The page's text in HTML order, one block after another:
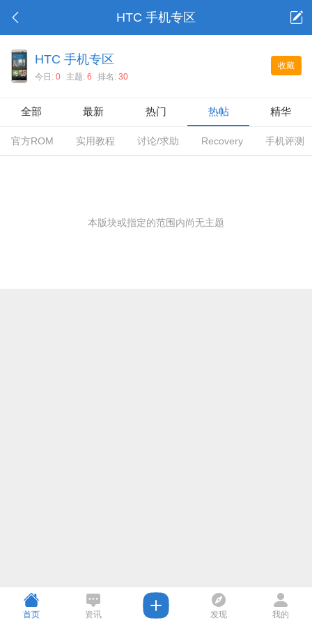
HTC 手机专区
收藏
HTC 手机专区
今日:0 主题:6 排名:30
全部 最新 热门 热帖 精华
官方ROM 实用教程 讨论/求助 Recovery 手机评测
本版块或指定的范围内尚无主题
首页 资讯 发现 我的